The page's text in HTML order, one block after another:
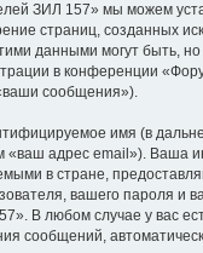
ЗИЛ 157» мы можем
страниц,
данными могут быть,
в конференции
сообщения»).
имя (в
адрес email»).
в стране,
вашего пароля и
В любом случае у вас
сообщений,